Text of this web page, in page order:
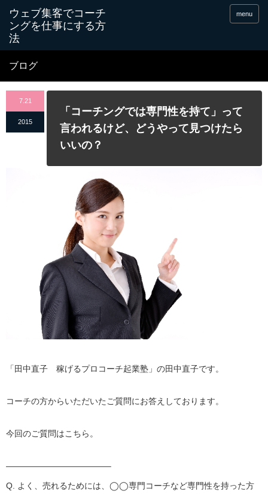
menu
ブログ
7.21
2015
「コーチングでは専門性を持て」って
言われるけど、どうやって見つけたら
いいの？
「田中直子 稼げるプロコーチ起業塾」の田中直子です。
コーチの方からいただいたご質問にお答えしております。
今回のご質問はこちら。
————————————–
Q. よく、売れるためには、◯◯専門コーチなど専門性を持った方